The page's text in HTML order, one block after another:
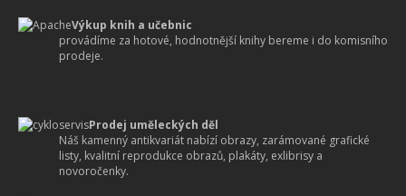
Výkup knih a učebnic
provádíme za hotové, hodnotnější knihy bereme i do komisního
prodeje.
Prodej uměleckých děl
Náš kamenný antikvariát nabízí obrazy, zarámované grafické
listy, kvalitní reprodukce obrazů, plakáty, exlibrisy a
novoročenky.